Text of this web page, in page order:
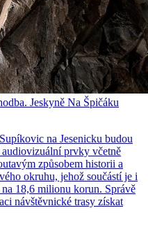
Jeskyně Na Špičáku
na Jesenicku budou
prvky včetně
způsobem historii a
okruhu, jehož součástí je i
18,6 milionu korun. Správě
návštěvnické trasy získat